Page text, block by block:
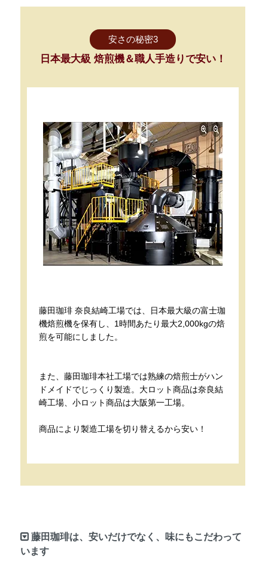
安さの秘密3
日本最大級 焙煎機＆職人手造りで安い！
藤田珈琲 奈良結崎工場では、日本最大級の富士珈
機焙煎機を保有し、1時間あたり最大2,000kgの焙
煎を可能にしました。
また、藤田珈琲本社工場では熟練の焙煎士がハン
ドメイドでじっくり製造。大ロット商品は奈良結
崎工場、小ロット商品は大阪第一工場。
商品により製造工場を切り替えるから安い！
藤田珈琲は、安いだけでなく、味にもこだわって
います